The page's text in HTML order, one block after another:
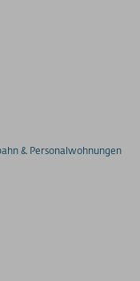
& Personalwohnungen